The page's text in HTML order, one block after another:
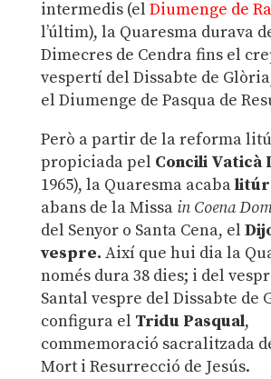
intermedis (el Diumenge de
l’últim), la Quaresma durava
Dimecres de Cendra fins el
vespertí del Dissabte de
el Diumenge de Pasqua de
Però a partir de la reforma
propiciada pel Concili Vaticà
1965), la Quaresma acaba
abans de la Missain Coena
del Senyor o Santa Cena, el
vespre. Així que hui dia la
només dura 38 dies; i del
Santal vespre del Dissabte de
configura el Tridu Pasqual,
commemoració sacralitzada
Mort i Resurrecció de Jesús.